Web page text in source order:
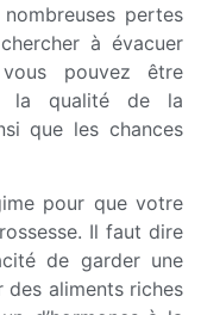
pertes
à évacuer
pouvez être
la qualité de la
que les chances
pour que votre
Il faut dire
de garder une
des aliments riches